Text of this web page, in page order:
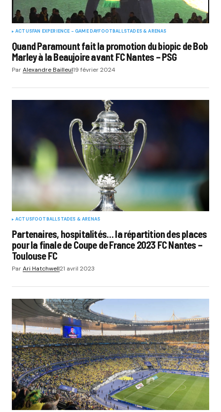
ACTUSFAN EXPERIENCE - GAME DAYFOOTBALLSTADES & ARENAS
Quand Paramount fait la promotion du biopic de Bob
Marley à la Beaujoire avant FC Nantes – PSG
ParAlexandre Bailleul19 février 2024
ACTUSFOOTBALLSTADES & ARENAS
Partenaires, hospitalités… la répartition des places
pour la finale de Coupe de France 2023 FC Nantes –
Toulouse FC
ParAri Hatchwell21 avril 2023